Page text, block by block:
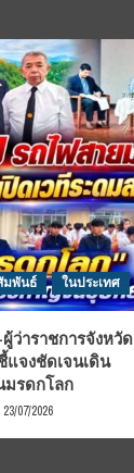
มพันธ์ ในประเทศ
ว่าราชการจังหวัด
จงชัดเจนเดิน
รดกโลก
23/07/2026